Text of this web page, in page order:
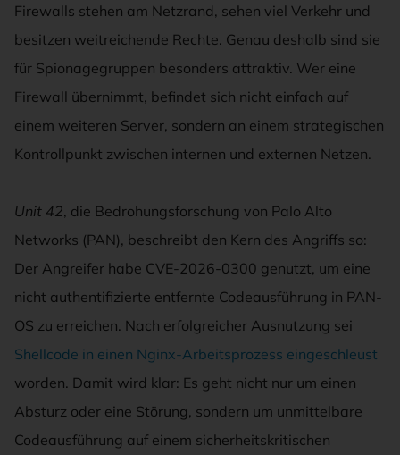
Firewalls stehen am Netzrand, sehen viel Verkehr und
besitzen weitreichende Rechte. Genau deshalb sind sie
für Spionagegruppen besonders attraktiv. Wer eine
Firewall übernimmt, befindet sich nicht einfach auf
einem weiteren Server, sondern an einem strategischen
Kontrollpunkt zwischen internen und externen Netzen.
Unit 42, die Bedrohungsforschung von Palo Alto
Networks (PAN), beschreibt den Kern des Angriffs so:
Der Angreifer habe CVE-2026-0300 genutzt, um eine
nicht authentifizierte entfernte Codeausführung in PAN-
OS zu erreichen. Nach erfolgreicher Ausnutzung sei
Shellcode in einen Nginx-Arbeitsprozess eingeschleust
worden. Damit wird klar: Es geht nicht nur um einen
Absturz oder eine Störung, sondern um unmittelbare
Codeausführung auf einem sicherheitskritischen